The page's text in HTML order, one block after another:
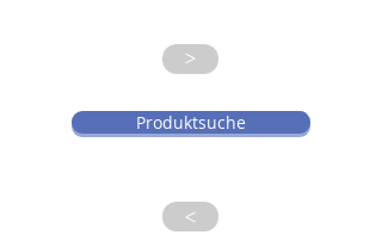
>
Produktsuche
>